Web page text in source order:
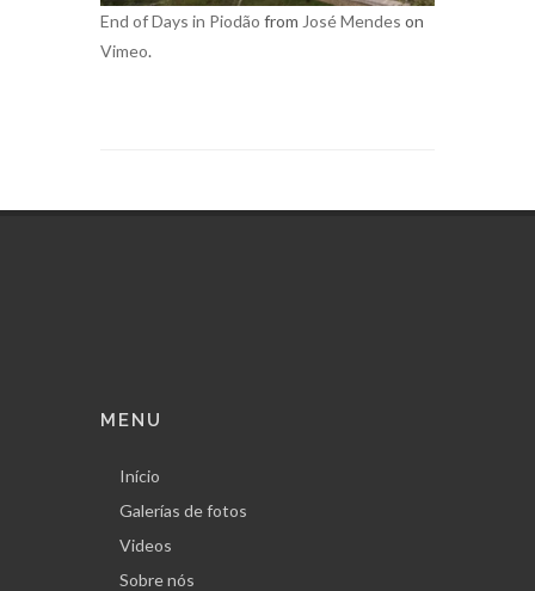
End of Days in Piodão from José Mendes on
Vimeo.
MENU
Início
Galerías de fotos
Videos
Sobre nós